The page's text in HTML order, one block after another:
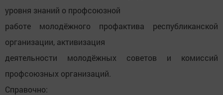
уровня знаний о профсоюзной
работе молодёжного профактива республиканской
организации, активизация
деятельности молодёжных советов и комиссий
профсоюзных организаций.
Справочно: